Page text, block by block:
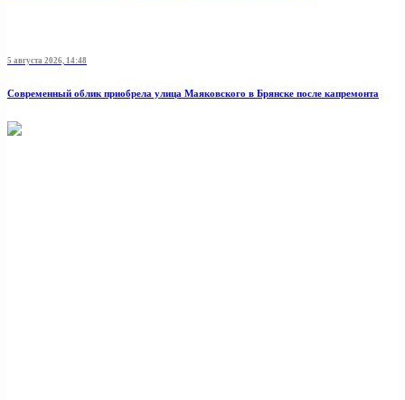
5 августа 2026, 14:48
Современный облик приобрела улица Маяковского в Брянске после капремонта